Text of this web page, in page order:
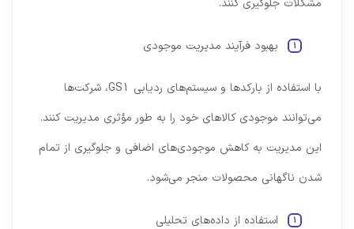
مشکلات جلوگیری کنند.
بهبود فرآیند مدیریت موجودی
با استفاده از بارکدها و سیستم‌های ردیابی GS1، شرکت‌ها
می‌توانند موجودی کالاهای خود را به طور مؤثری مدیریت کنند.
این مدیریت به کاهش موجودی‌های اضافی و جلوگیری از تمام
شدن ناگهانی محصولات منجر می‌شود.
استفاده از داده‌های تحلیلی